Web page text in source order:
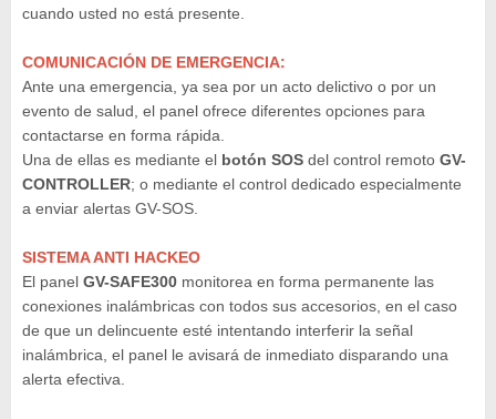
cuando usted no está presente.
COMUNICACIÓN DE EMERGENCIA:
Ante una emergencia, ya sea por un acto delictivo o por un
evento de salud, el panel ofrece diferentes opciones para
contactarse en forma rápida.
Una de ellas es mediante el botón SOS del control remoto GV-
CONTROLLER; o mediante el control dedicado especialmente
a enviar alertas GV-SOS.
SISTEMA ANTI HACKEO
El panel GV-SAFE300 monitorea en forma permanente las
conexiones inalámbricas con todos sus accesorios, en el caso
de que un delincuente esté intentando interferir la señal
inalámbrica, el panel le avisará de inmediato disparando una
alerta efectiva.